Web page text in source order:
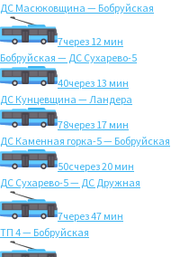
ДС Масюковщина — Бобруйская
7через 12 мин
Бобруйская — ДС Сухарево-5
40через 13 мин
ДС Кунцевщина — Ландера
78через 17 мин
ДС Каменная горка-5 — Бобруйская
50счерез 20 мин
ДС Сухарево-5 — ДС Дружная
7через 47 мин
ТП 4 — Бобруйская